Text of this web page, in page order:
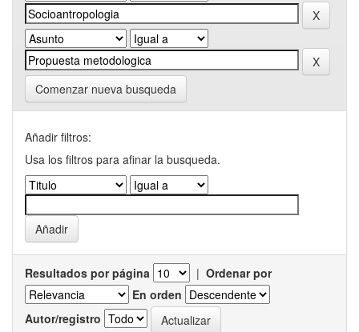
Comenzar nueva busqueda
Añadir filtros:
Usa los filtros para afinar la busqueda.
Resultados por página | Ordenar por
En orden
Autor/registro